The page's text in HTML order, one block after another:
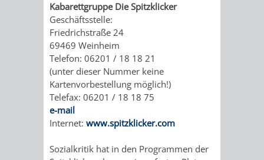
HITS
WALDMIT
Kabarettgruppe Die Spitzklicker
Geschäftsstelle:
Friedrichstraße 24
69469 Weinheim
Telefon: 06201 / 18 18 21
(unter dieser Nummer keine
Kartenvorbestellung möglich!)
Telefax: 06201 / 18 18 75
e-mail
Internet: www.spitzklicker.com
Sozialkritik hat in den Programmen der